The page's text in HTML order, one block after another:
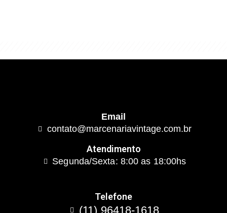
Email
contato@marcenariavintage.com.br
Atendimento
Segunda/Sexta: 8:00 as 18:00hs
Telefone
(11) 96418-1618